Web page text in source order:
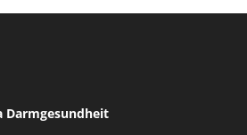
Darmgesundheit